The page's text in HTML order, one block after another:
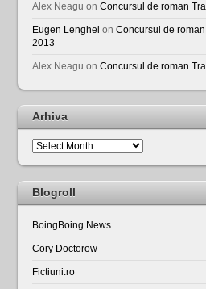
Alex Neagu onConcursul de roman
Eugen Lenghel onConcursul de
2013
Alex Neagu onConcursul de roman
Arhiva
Arhiva
Blogroll
BoingBoing News
Cory Doctorow
Fictiuni.ro